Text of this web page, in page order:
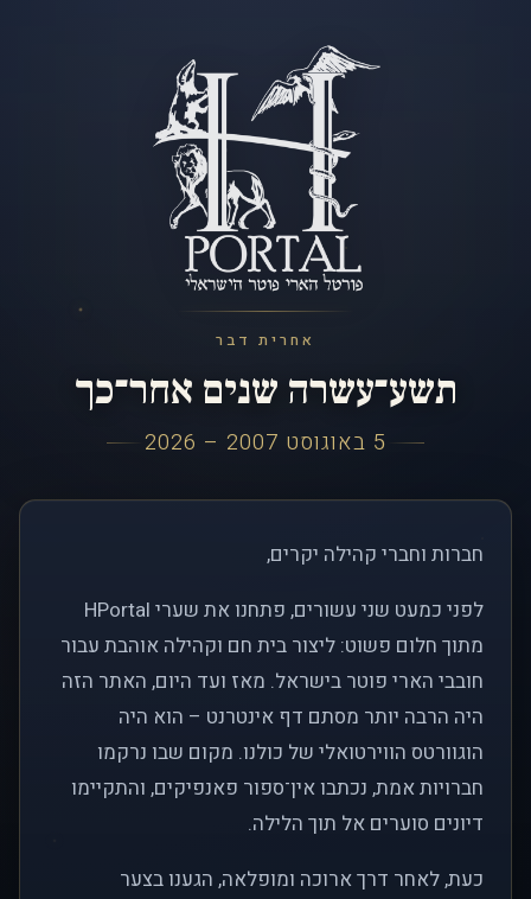
אחרית דבר
תשע־עשרה שנים אחר־כך
5 באוגוסט 2007 – 2026
חברות וחברי קהילה יקרים,
לפני כמעט שני עשורים, פתחנו את שערי HPortal
מתוך חלום פשוט: ליצור בית חם וקהילה אוהבת עבור
חובבי הארי פוטר בישראל. מאז ועד היום, האתר הזה
היה הרבה יותר מסתם דף אינטרנט – הוא היה
הוגוורטס הווירטואלי של כולנו. מקום שבו נרקמו
חברויות אמת, נכתבו אין־ספור פאנפיקים, והתקיימו
דיונים סוערים אל תוך הלילה.
כעת, לאחר דרך ארוכה ומופלאה, הגענו בצער